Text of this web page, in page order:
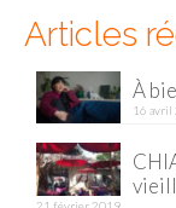
GUIDES
Articles
À
16 avril